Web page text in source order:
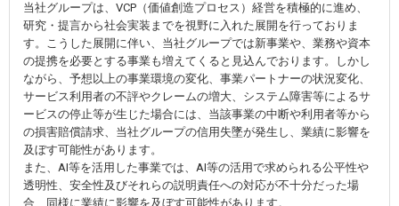
当社グループは、VCP（価値創造プロセス）経営を積極的に進め、
研究・提言から社会実装までを視野に入れた展開を行っておりま
す。こうした展開に伴い、当社グループでは新事業や、業務や資本
の提携を必要とする事業も増えてくると見込んでおります。しかし
ながら、予想以上の事業環境の変化、事業パートナーの状況変化、
サービス利用者の不評やクレームの増大、システム障害等によるサ
ービスの停止等が生じた場合には、当該事業の中断や利用者等から
の損害賠償請求、当社グループの信用失墜が発生し、業績に影響を
及ぼす可能性があります。
また、AI等を活用した事業では、AI等の活用で求められる公平性や
透明性、安全性及びそれらの説明責任への対応が不十分だった場
合、同様に業績に影響を及ぼす可能性があります。